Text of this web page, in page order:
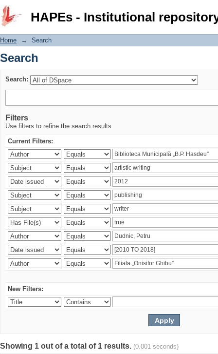
HAPEs - Institutional
Search
Home → Search
Search
Search:
Filters
Use filters to refine the search results.
Current Filters:
New Filters:
Showing 1 out of a total of 1 results. (0.001 seconds)